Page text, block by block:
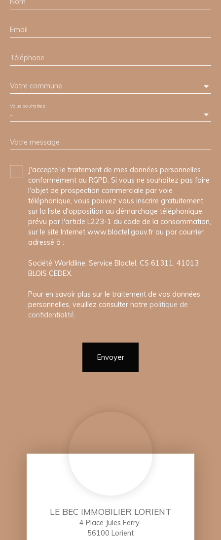
Email
Téléphone
Votre commune
-
Vous souhaitez
Votre message
J'accepte le traitement de mes données personnelles
conformément au RGPD. Si vous ne souhaitez pas faire
l'objet de prospection commerciale par voie
téléphonique, vous pouvez vous inscrire gratuitement
sur la liste d'opposition au démarchage téléphonique,
prévu par l'article L223-1 du code de la consommation,
sur le site Internet www.bloctel.gouv.fr ou par courrier
adressé à :
Société Worldline, Service Bloctel, CS 61311, 41013
BLOIS CEDEX.
Pour en savoir plus sur le traitement de vos données
personnelles, veuillez consulter notre politique de
confidentialité.
Envoyer
LE BEC IMMOBILIER LORIENT
4 Place Jules Ferry
56100 Lorient